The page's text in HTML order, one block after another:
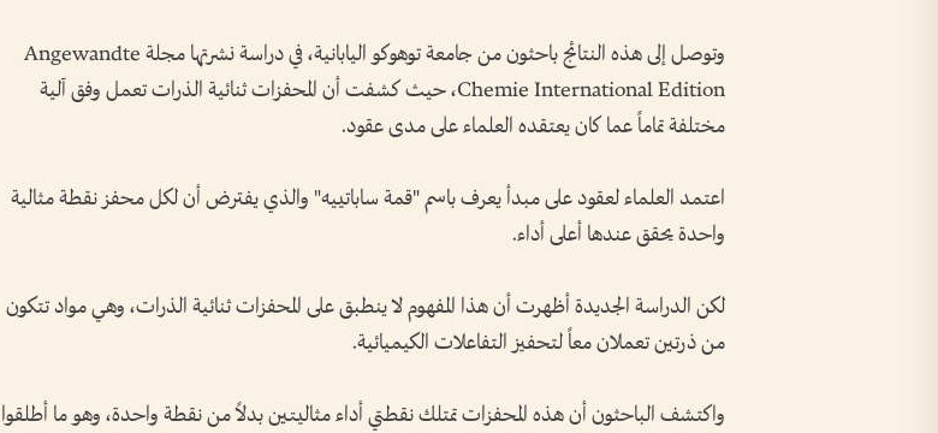
وتوصل إلى هذه النتائج باحثون من جامعة توهوكو اليابانية، في دراسة نشرتها مجلة Angewandte
Chemie International Edition، حيث كشفت أن المحفزات ثنائية الذرات تعمل وفق آلية
مختلفة تماماً عما كان يعتقده العلماء على مدى عقود.
اعتمد العلماء لعقود على مبدأ يعرف باسم "قمة ساباتييه" والذي يفترض أن لكل محفز نقطة مثالية
واحدة يحقق عندها أعلى أداء.
لكن الدراسة الجديدة أظهرت أن هذا المفهوم لا ينطبق على المحفزات ثنائية الذرات، وهي مواد تتكون
من ذرتين تعملان معاً لتحفيز التفاعلات الكيميائية.
واكتشف الباحثون أن هذه المحفزات تمتلك نقطتي أداء مثاليتين بدلاً من نقطة واحدة، وهو ما أطلقوا